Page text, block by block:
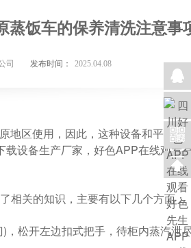
蒸饭车的保养清洗注意事
司 发布时间： 2025.04.08
用，因此，这种设备和平原
设备生产厂家，好色APP在线观
关的知识，主要有以下几个方面：
开左边扣式把手，待柜内蒸汽泄尽